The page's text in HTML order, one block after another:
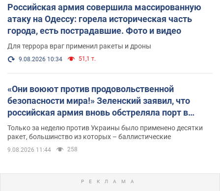
Российская армия совершила массированную
атаку на Одессу: горела историческая часть
города, есть пострадавшие. Фото и видео
Для террора враг применил ракеты и дроны
9.08.2026 10:34 51,1 т.
«Они воюют против продовольственной
безопасности мира!» Зеленский заявил, что
российская армия вновь обстреляла порт в
Одессе
Только за неделю против Украины было применено десятки
ракет, большинство из которых – баллистические
9.08.2026 11:44 258